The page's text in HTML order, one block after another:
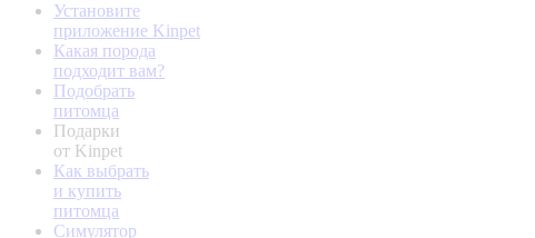
Установите
приложение Kinpet
Какая порода
подходит вам?
Подобрать
питомца
Подарки
от Kinpet
Как выбрать
и купить
питомца
Симулятор